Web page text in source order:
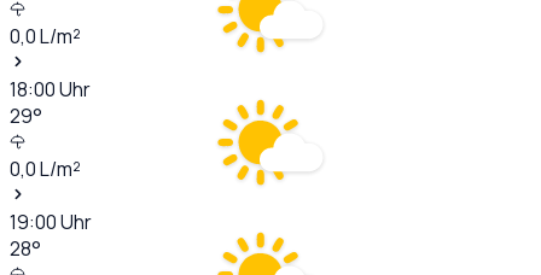
0,0L/m²
18:00Uhr
29°
0,0L/m²
19:00Uhr
28°